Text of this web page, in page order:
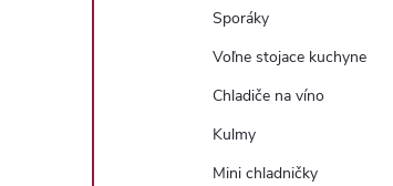
Sporáky
Voľne stojace kuchyne
Chladiče na víno
Kulmy
Mini chladničky